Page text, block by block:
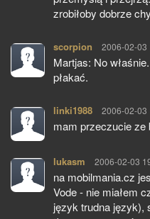
zrobiłoby dobrze
scorpion pisze:
2006-02-03
Martjas: No
płakać.
linki1988 pisze:
2006-02-03
mam przeczucie ze
lukasm pisze:
2006-02-03
na mobilmania.cz
Vode - nie miałem
język trudna język),